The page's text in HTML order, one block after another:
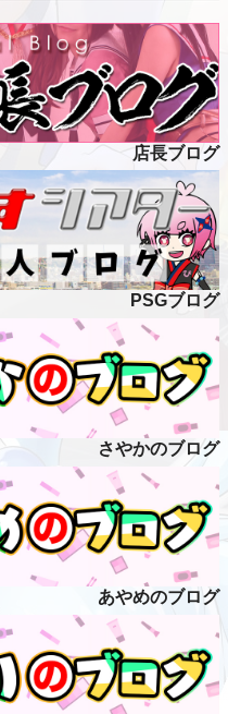
店長ブログ
PSGブログ
さやかのブログ
あやめのブログ